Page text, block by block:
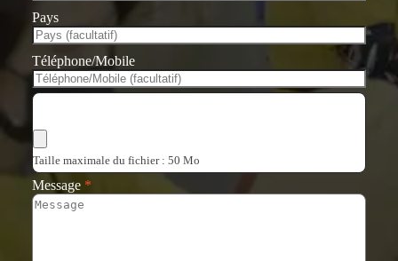
Pays
Téléphone/Mobile
Taille maximale du fichier : 50 Mo
Message *